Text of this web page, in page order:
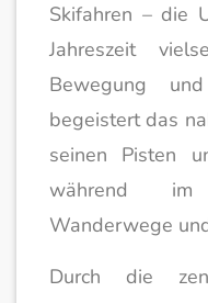
Skifahren – die
Jahreszeit
Bewegung
begeistert das
seinen Pisten
während im
Wanderwege
Durch die